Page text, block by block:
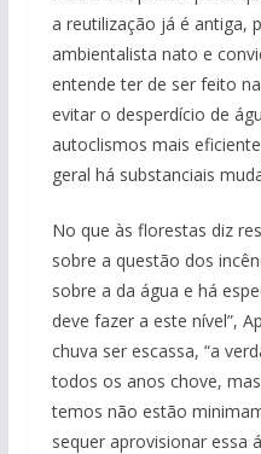
a reutilização já é antiga,
ambientalista nato e
entende ter de ser feito
evitar o desperdício de
autoclismos mais
geral há substanciais
No que às florestas diz
sobre a questão dos
sobre a da água e há
deve fazer a este nível”,
chuva ser escassa, “a
todos os anos chove,
temos não estão
sequer aprovisionar essa